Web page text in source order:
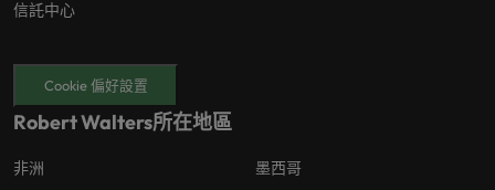
信託中心
Cookie 偏好設置
Robert Walters所在地區
非洲
墨西哥